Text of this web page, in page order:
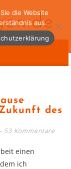
des
53 Kommentare
einen
ich
die Website
aus.